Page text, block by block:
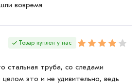
вовремя
Товар куплен у нас
стальная труба, со следами
это и не удивительно, ведь